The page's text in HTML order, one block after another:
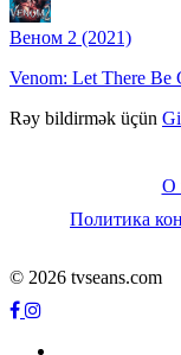
Веном 2 (2021)
Venom: Let There Be
Rəy bildirmək üçün
О
Политика
© 2026 tvseans.com